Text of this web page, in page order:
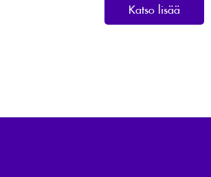
Katso lisää